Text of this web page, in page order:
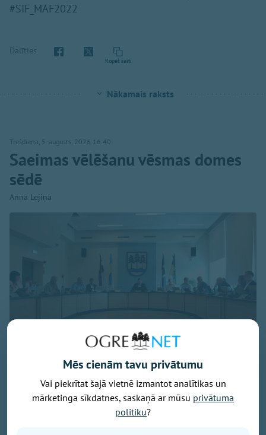
#SIF_MAF2022
Dalīties
Kopēt saiti
Nākamais raksts
Trešdiena, 5. augusts, 2026 16:40
Saeimas vēlēšanu vēsmas domes
sēdē
Anna Lejiņa
Foto: Ekrānuzņēmums
Pašvaldības domes sēdē 30. jūlijā jautās Saeimas
vēlēšanu tuvums.
Kāds prasmīgāk, cits ne tik veiksmīgi žonglēja ar
vārdiem, lai it kā iestātos par iedzīvotāju vajadzībām,
Mēs cienām tavu privātumu
Vai piekrītat šajā vietnē izmantot analītikas un
mārketinga sīkdatnes, saskaņā ar mūsu privātuma
politiku?